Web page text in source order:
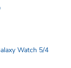
Watch 5/4